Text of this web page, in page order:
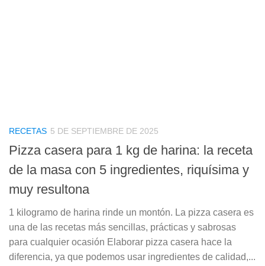
RECETAS 5 DE SEPTIEMBRE DE 2025
Pizza casera para 1 kg de harina: la receta
de la masa con 5 ingredientes, riquísima y
muy resultona
1 kilogramo de harina rinde un montón. La pizza casera es
una de las recetas más sencillas, prácticas y sabrosas
para cualquier ocasión Elaborar pizza casera hace la
diferencia, ya que podemos usar ingredientes de calidad,...